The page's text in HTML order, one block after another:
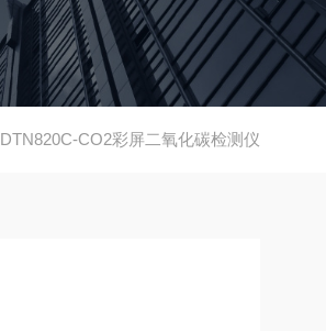
DTN820C-CO2彩屏二氧化碳检测仪